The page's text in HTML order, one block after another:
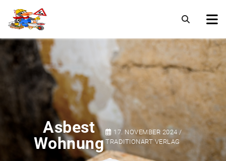
Asbest
Wohnung
17. NOVEMBER 2024 /
TRADITIONART VERLAG